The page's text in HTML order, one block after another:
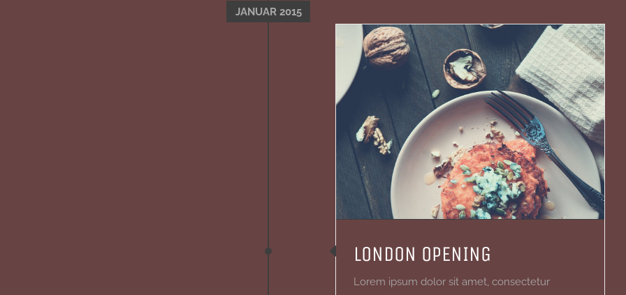
JANUAR 2015
LONDON OPENING
Lorem ipsum dolor sit amet, consectetur